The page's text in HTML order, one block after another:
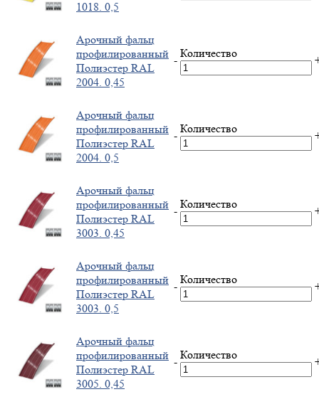
1018. 0,5
Арочный фальц
профилированный
Полиэстер RAL
2004. 0,45
-
Количество
Арочный фальц
профилированный
Полиэстер RAL
2004. 0,5
-
Количество
Арочный фальц
профилированный
Полиэстер RAL
3003. 0,45
-
Количество
Арочный фальц
профилированный
Полиэстер RAL
3003. 0,5
-
Количество
Арочный фальц
профилированный
Полиэстер RAL
3005. 0,45
-
Количество